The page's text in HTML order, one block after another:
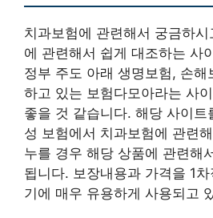
치과보험에 관련해서 궁금하
에 관련해서 쉽게 대조하는 사
정부 주도 아래 생명보험, 손해
하고 있는 보험다모아라는 사
좋을 것 같습니다. 해당 사이트
성 보험에서 치과보험에 관련
누를 경우 해당 상품에 관련해
됩니다. 보장내용과 가격을 1
기에 매우 유용하게 사용되고